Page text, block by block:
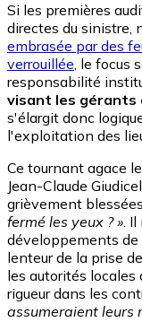
Si les premières
directes du sinistre,
embrasée par des
verrouillée, le focus
responsabilité
visant les gérants
s'élargit donc
l'exploitation des
Ce tournant agace
Jean-Claude
grièvement
fermé les yeux ? ». Il
développements de
lenteur de la prise
les autorités
rigueur dans les
assumeraient leurs